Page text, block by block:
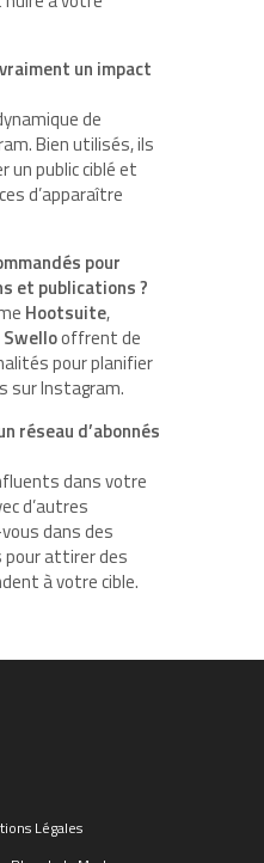
un impact
de
Bien utilisés, ils
public ciblé et
d’apparaître
pour
et publications ?
Hootsuite,
Swellooffrent de
pour planifier
sur Instagram.
réseau d’abonnés
dans votre
d’autres
dans des
attirer des
à votre cible.
Légales